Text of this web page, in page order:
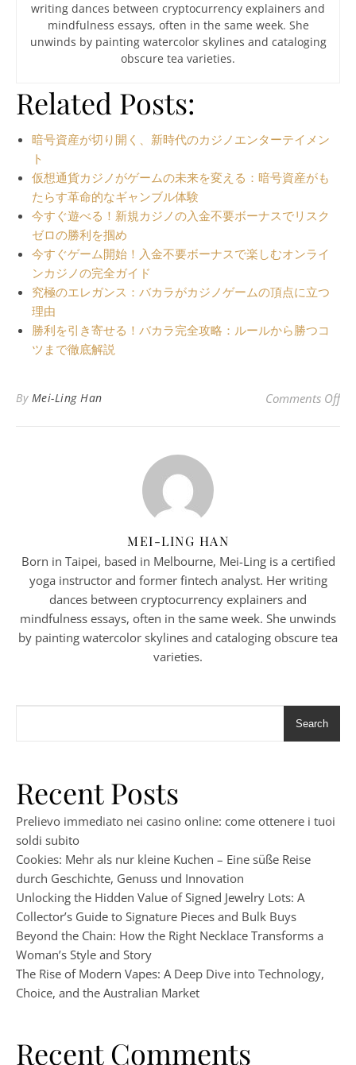
writing dances between cryptocurrency explainers and
mindfulness essays, often in the same week. She
unwinds by painting watercolor skylines and cataloging
obscure tea varieties.
Related Posts:
暗号資産が切り開く、新時代のカジノエンターテイメン
ト
仮想通貨カジノがゲームの未来を変える：暗号資産がも
たらす革命的なギャンブル体験
今すぐ遊べる！新規カジノの入金不要ボーナスでリスク
ゼロの勝利を掴め
今すぐゲーム開始！入金不要ボーナスで楽しむオンライ
ンカジノの完全ガイド
究極のエレガンス：バカラがカジノゲームの頂点に立つ
理由
勝利を引き寄せる！バカラ完全攻略：ルールから勝つコ
ツまで徹底解説
By Mei-Ling Han Comments Offon
MEI-LING HAN
Born in Taipei, based in Melbourne, Mei-Ling is a certified
yoga instructor and former fintech analyst. Her writing
dances between cryptocurrency explainers and
mindfulness essays, often in the same week. She unwinds
by painting watercolor skylines and cataloging obscure tea
varieties.
Search
Recent Posts
Prelievo immediato nei casino online: come ottenere i tuoi
soldi subito
Cookies: Mehr als nur kleine Kuchen – Eine süße Reise
durch Geschichte, Genuss und Innovation
Unlocking the Hidden Value of Signed Jewelry Lots: A
Collector’s Guide to Signature Pieces and Bulk Buys
Beyond the Chain: How the Right Necklace Transforms a
Woman’s Style and Story
The Rise of Modern Vapes: A Deep Dive into Technology,
Choice, and the Australian Market
Recent Comments